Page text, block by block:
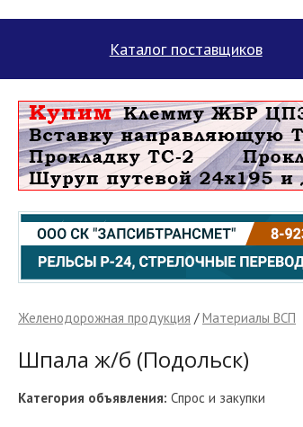
Каталог поставщиков
Желенодорожная продукция /Материалы ВСП
Шпала ж/б (Подольск)
Категория объявления: Спрос и закупки